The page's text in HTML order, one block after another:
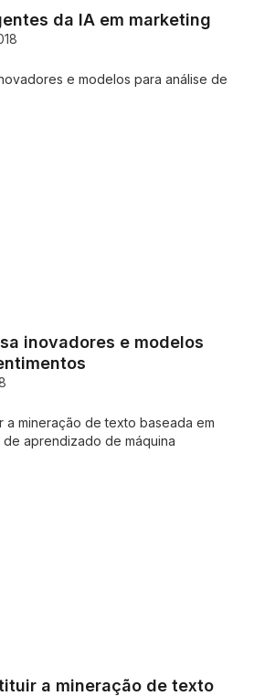
da IA em marketing
inovadores e modelos
a mineração de texto